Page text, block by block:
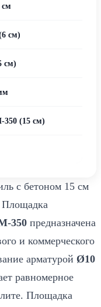
см
см)
см)
350 (15 см)
с бетоном 15 см
Площадка
350 предназначена
и коммерческого
арматурой Ø10
равномерное
Площадка